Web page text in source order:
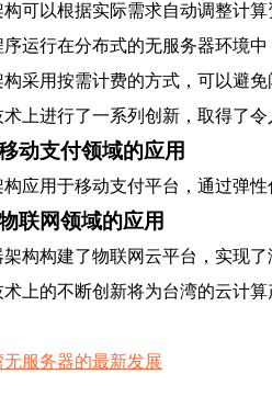
可以根据实际需求自动调整计
运行在分布式的无服务器环境
采用按需计费的方式，可以避
上进行了一系列创新，取得了
动支付领域的应用
应用于移动支付平台，通过弹
联网领域的应用
构构建了物联网云平台，实现
上的不断创新将为台湾的云计
服务器的最新发展